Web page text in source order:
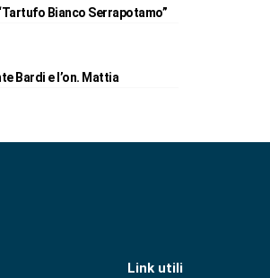
Bianco Serrapotamo”
Bardi e l’on. Mattia
Link utili